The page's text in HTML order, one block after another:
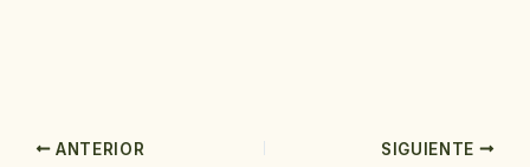
ANTERIOR SIGUIENTE